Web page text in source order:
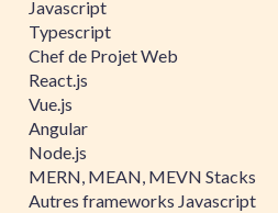
Javascript
Typescript
Chef de Projet Web
React.js
Vue.js
Angular
Node.js
MERN, MEAN, MEVN Stacks
Autres frameworks Javascript